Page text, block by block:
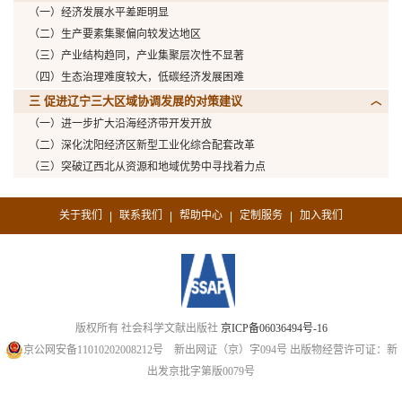
（一）经济发展水平差距明显
（二）生产要素集聚偏向较发达地区
（三）产业结构趋同，产业集聚层次性不显著
（四）生态治理难度较大，低碳经济发展困难
三 促进辽宁三大区域协调发展的对策建议
（一）进一步扩大沿海经济带开发开放
（二）深化沈阳经济区新型工业化综合配套改革
（三）突破辽西北从资源和地域优势中寻找着力点
关于我们 | 联系我们 | 帮助中心 | 定制服务 | 加入我们
版权所有 社会科学文献出版社 京ICP备06036494号-16
京公网安备11010202008212号 新出网证（京）字094号 出版物经营许可证：新
出发京批字第版0079号